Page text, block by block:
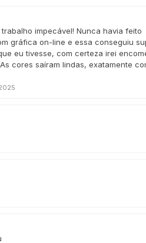
impecável! Nunca havia feito
gráfica on-line e essa conseguiu
eu tivesse, com certeza irei
cores saíram lindas, exatamente
localizado deu um charme muito
mães e chegou na data perfeita, super